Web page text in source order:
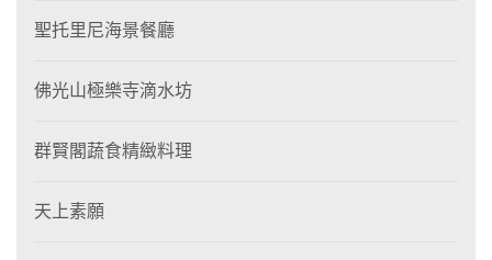
聖托里尼海景餐廳
佛光山極樂寺滴水坊
群賢閣蔬食精緻料理
天上素願